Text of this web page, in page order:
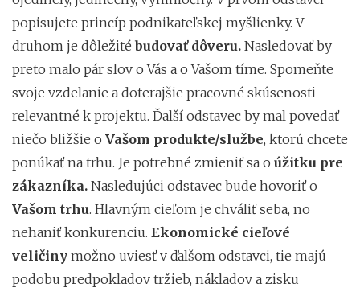
popisujete princíp podnikateľskej myšlienky. V
druhom je dôležitébudovať dôveru. Nasledovať by
preto malo pár slov o Vás a o Vašom tíme. Spomeňte
svoje vzdelanie a doterajšie pracovné skúsenosti
relevantné k projektu. Ďalší odstavec by mal povedať
niečo bližšie o Vašom produkte/službe, ktorú chcete
ponúkať na trhu. Je potrebné zmieniť sa o úžitku pre
zákazníka. Nasledujúci odstavec bude hovoriť o
Vašom trhu. Hlavným cieľom je chváliť seba, no
nehaniť konkurenciu. Ekonomické cieľové
veličiny možno uviesť v ďalšom odstavci, tie majú
podobu predpokladov tržieb, nákladov a zisku